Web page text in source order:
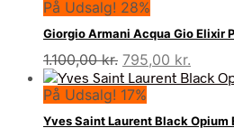
På Udsalg! 28%
Giorgio Armani Acqua Gio Elixir
1.100,00kr. Den
oprindelige
pris
795,00 kr.
er:
På Udsalg! 17%
Yves Saint Laurent Black Opium